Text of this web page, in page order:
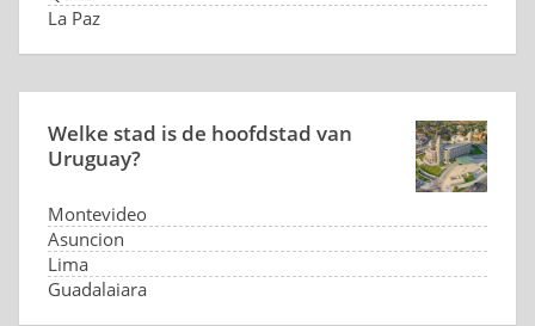
La Paz
Welke stad is de hoofdstad van
Uruguay?
Montevideo
Asuncion
Lima
Guadalajara